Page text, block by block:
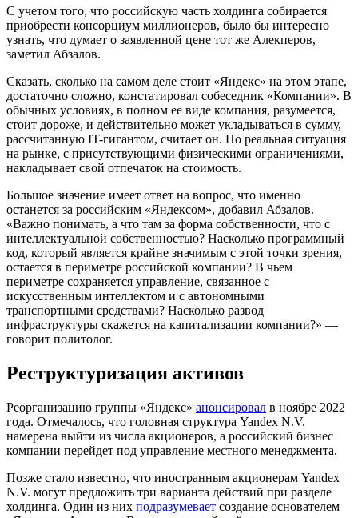
С учетом того, что российскую часть холдинга собирается
приобрести консорциум миллионеров, было бы интересно
узнать, что думает о заявленной цене тот же Алекперов,
заметил Абзалов.
Сказать, сколько на самом деле стоит «Яндекс» на этом этапе,
достаточно сложно, констатировал собеседник «Компании». В
обычных условиях, в полном ее виде компания, разумеется,
стоит дороже, и действительно может укладываться в сумму,
рассчитанную IT-гигантом, считает он. Но реальная ситуация
на рынке, с присутствующими физическими ограничениями,
накладывает свой отпечаток на стоимость.
Большое значение имеет ответ на вопрос, что именно
останется за российским «Яндексом», добавил Абзалов.
«Важно понимать, а что там за форма собственности, что с
интеллектуальной собственностью? Насколько программный
код, который является крайне значимым с этой точки зрения,
остается в периметре российской компании? В чьем
периметре сохраняется управление, связанное с
искусственным интеллектом и с автономными
транспортными средствами? Насколько развод
инфраструктуры скажется на капитализации компании?» —
говорит политолог.
Реструктуризация активов
Реорганизацию группы «Яндекс» анонсировал в ноябре 2022
года. Отмечалось, что головная структура Yandex N.V.
намерена выйти из числа акционеров, а российский бизнес
компании перейдет под управление местного менеджмента.
Позже стало известно, что иностранным акционерам Yandex
N.V. могут предложить три варианта действий при разделе
холдинга. Один из них подразумевает создание основателем